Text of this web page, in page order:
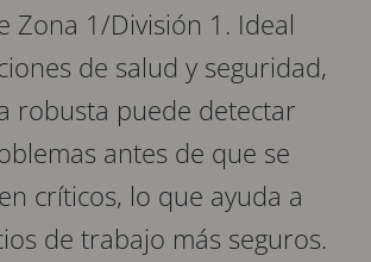
Zona 1/División 1. Ideal
de salud y seguridad,
robusta puede detectar
antes de que se
críticos, lo que ayuda a
de trabajo más seguros.